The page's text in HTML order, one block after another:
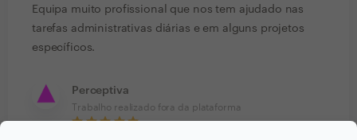
Equipa muito profissional que nos tem ajudado nas
tarefas administrativas diárias e em alguns projetos
específicos.
Perceptiva
Trabalho realizado fora da plataforma